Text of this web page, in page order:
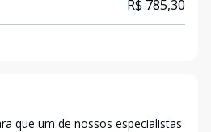
R$ 785,30
que um de nossos especialistas